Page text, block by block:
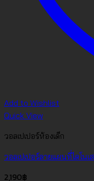
Add to Wishlist
Quick View
วอลเปเปอร์ห้องเด็ก
วอลเปเปอร์ลายแผนที่ไดโน
2,190฿